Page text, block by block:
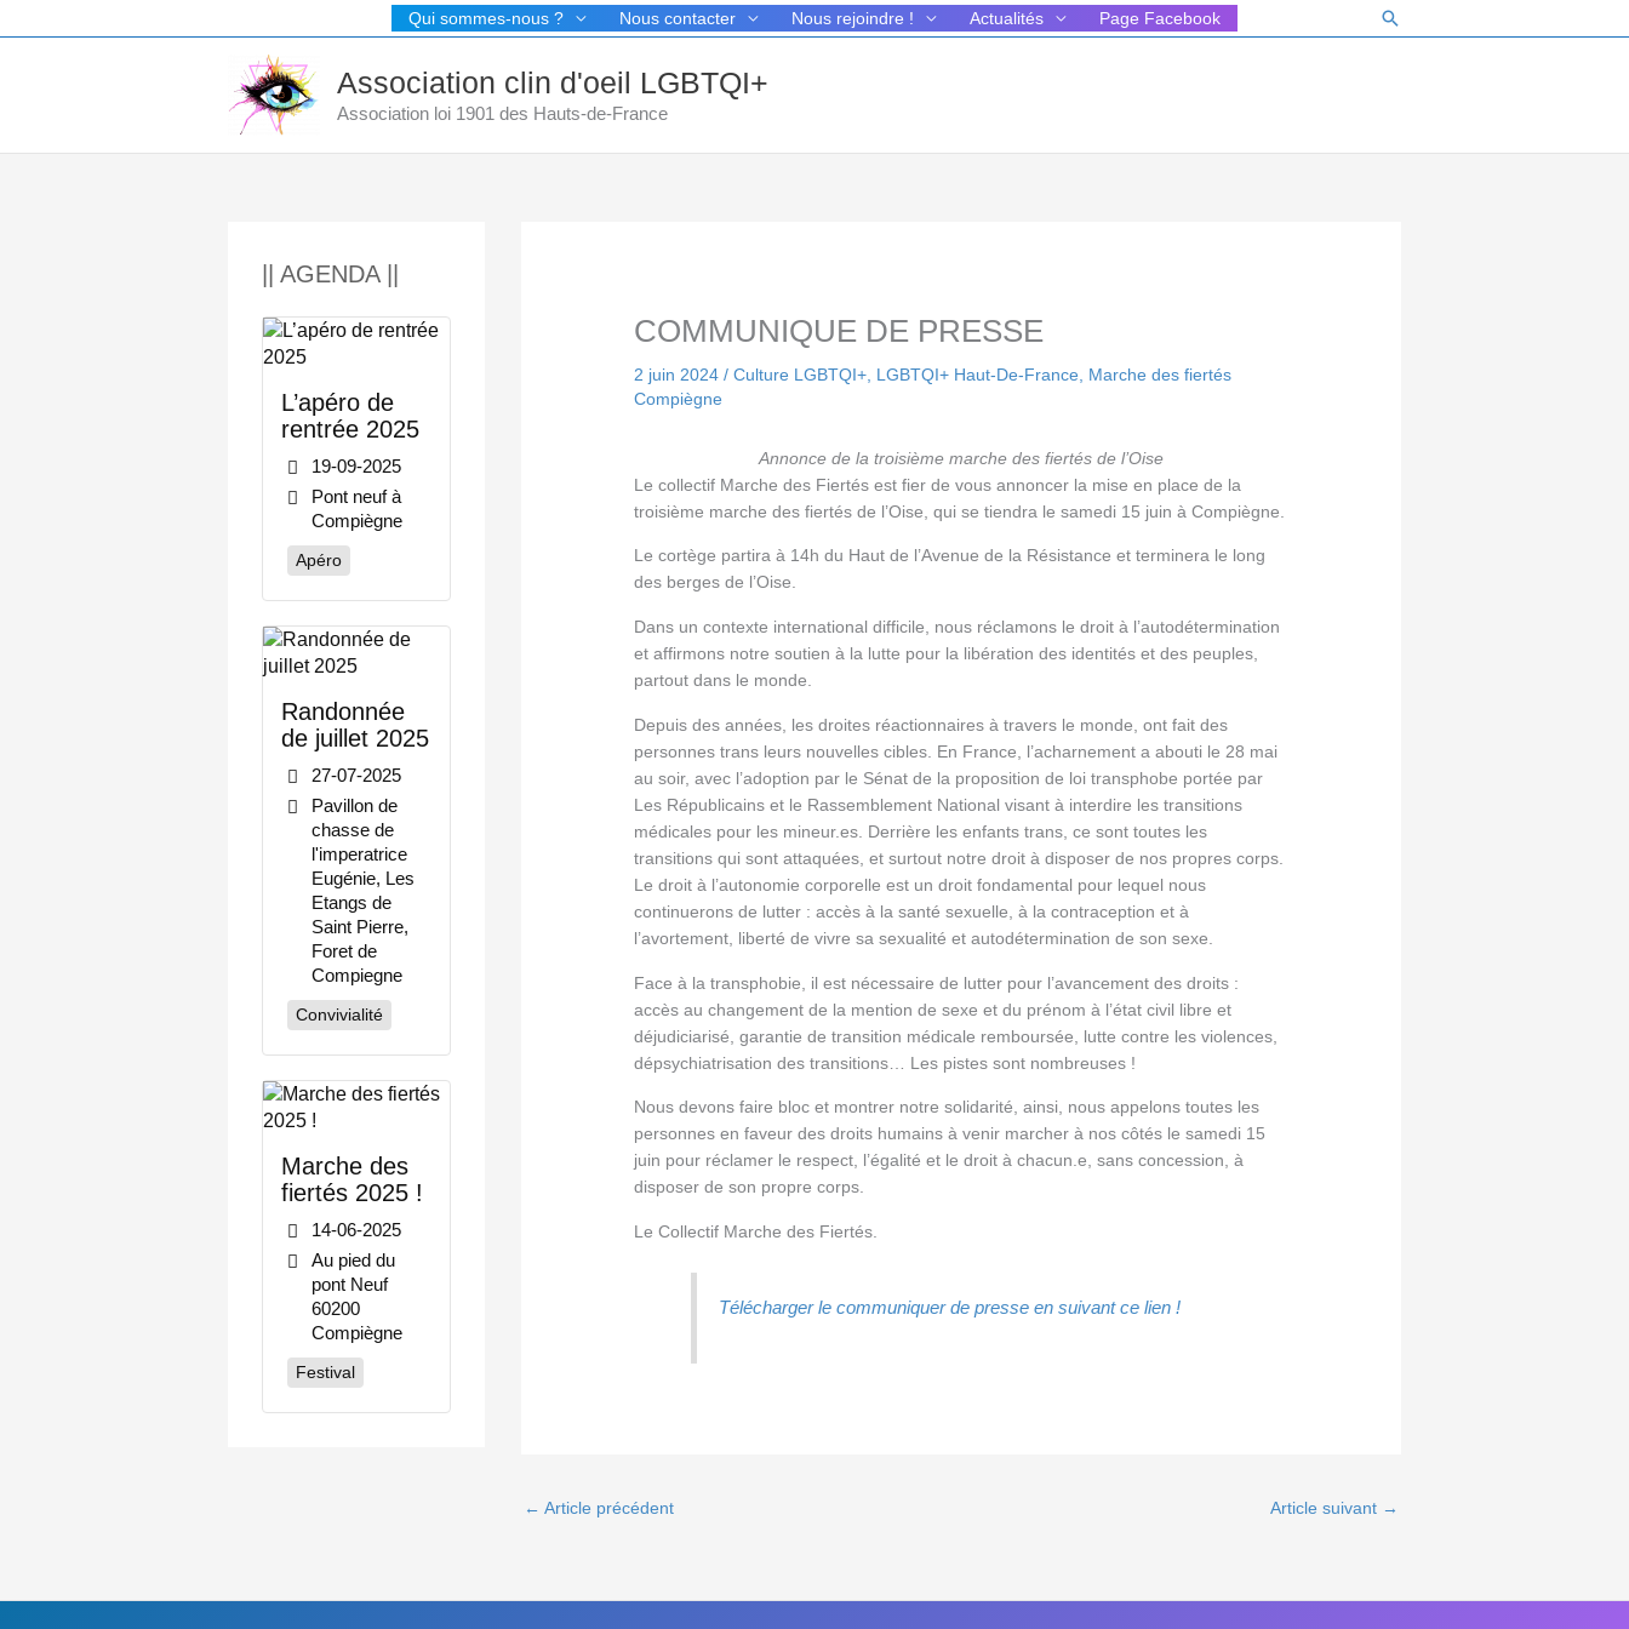
au
Qui sommes-nous ? Nous contacter Nous rejoindre ! Actualités Page Facebook Rechercher
Association clin d'oeil LGBTQI+
Association loi 1901 des Hauts-de-France
|| AGENDA ||
L’apéro de
rentrée 2025
19-09-2025
Pont neuf à
Compiègne
Apéro
Randonnée
de juillet 2025
27-07-2025
Pavillon de
chasse de
l'imperatrice
Eugénie, Les
Etangs de
Saint Pierre,
Foret de
Compiegne
Convivialité
Marche des
fiertés 2025 !
14-06-2025
Au pied du
pont Neuf
60200
Compiègne
Festival
COMMUNIQUE DE PRESSE
2 juin 2024/Culture LGBTQI+ LGBTQI+ Haut-De-France
Marche des fiertés
Compiègne
Annonce de la troisième marche des fiertés de l’Oise
Le collectif Marche des Fiertés est fier de vous annoncer la mise en place de la
troisième marche des fiertés de l’Oise, qui se tiendra le samedi 15 juin à Compiègne.
Le cortège partira à 14h du Haut de l’Avenue de la Résistance et terminera le long
des berges de l’Oise.
Dans un contexte international difficile, nous réclamons le droit à l’autodétermination
et affirmons notre soutien à la lutte pour la libération des identités et des peuples,
partout dans le monde.
Depuis des années, les droites réactionnaires à travers le monde, ont fait des
personnes trans leurs nouvelles cibles. En France, l’acharnement a abouti le 28 mai
au soir, avec l’adoption par le Sénat de la proposition de loi transphobe portée par
Les Républicains et le Rassemblement National visant à interdire les transitions
médicales pour les mineur.es. Derrière les enfants trans, ce sont toutes les
transitions qui sont attaquées, et surtout notre droit à disposer de nos propres corps.
Le droit à l’autonomie corporelle est un droit fondamental pour lequel nous
continuerons de lutter : accès à la santé sexuelle, à la contraception et à
l’avortement, liberté de vivre sa sexualité et autodétermination de son sexe.
Face à la transphobie, il est nécessaire de lutter pour l’avancement des droits :
accès au changement de la mention de sexe et du prénom à l’état civil libre et
déjudiciarisé, garantie de transition médicale remboursée, lutte contre les violences,
dépsychiatrisation des transitions… Les pistes sont nombreuses !
Nous devons faire bloc et montrer notre solidarité, ainsi, nous appelons toutes les
personnes en faveur des droits humains à venir marcher à nos côtés le samedi 15
juin pour réclamer le respect, l’égalité et le droit à chacun.e, sans concession, à
disposer de son propre corps.
Le Collectif Marche des Fiertés.
Télécharger le communiquer de presse en suivant ce lien !
← Article précédent Article suivant →